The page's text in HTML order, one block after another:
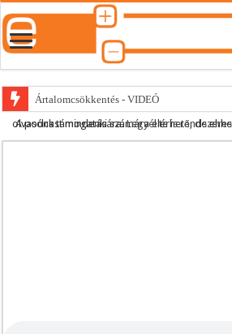
Ártalomcsökkentés - VIDEÓ
E-cigi használati szokások 2.0
A podcast mindenki számára elérhető, de ehhez szükség van minél több olvasónk támogatására.Legyél te is